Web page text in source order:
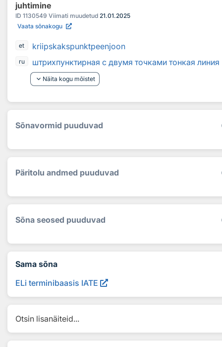
juhtimine
ID 1130549 Viimati muudetud 21.01.2025
Vaata sõnakogu
et kriipskakspunktpeenjoon
ru
штрихпунктирная с двумя точками тонкая линия
keyboard_arrow_down Näita kogu mõistet
Sõnavormid puuduvad
Päritolu andmed puuduvad
Sõna seosed puuduvad
Sama sõna
ELi terminibaasis IATE
Otsin lisanäiteid...